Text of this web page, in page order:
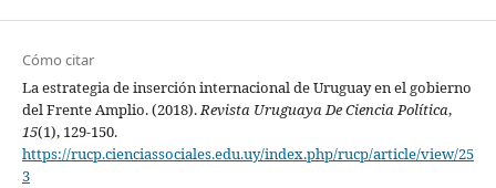
Cómo citar
La estrategia de inserción internacional de Uruguay en el gobierno
del Frente Amplio. (2018).Revista Uruguaya De Ciencia Política,
15(1), 129-150.
https://rucp.cienciassociales.edu.uy/index.php/rucp/article/view/25
3